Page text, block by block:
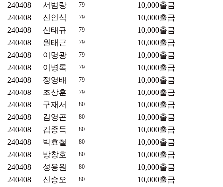
240408 서범랑 79 10,000출금
240408
신인식 79 10,000출금
240408
신태규 79 10,000출금
240408
원태근 79 10,000출금
240408
이명광 79 10,000출금
240408
이병록 79 10,000출금
240408
정영배 79 10,000출금
240408
조상훈 79 10,000출금
240408
구재서 80 10,000출금
240408
김영곤 80 10,000출금
240408
김종득 80 10,000출금
240408
박효철 80 10,000출금
240408
방창호 80 10,000출금
240408
성용원 80 10,000출금
240408
신승오 80 10,000출금